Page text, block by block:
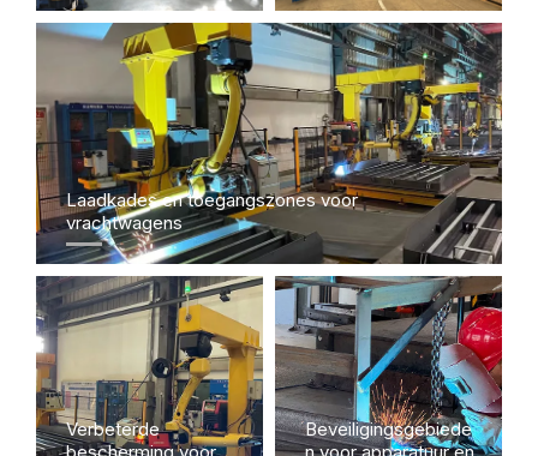
Laadkades en toegangszones voor
vrachtwagens
Verbeterde
Beveiligingsgebiede